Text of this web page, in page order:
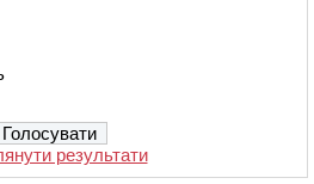
результати